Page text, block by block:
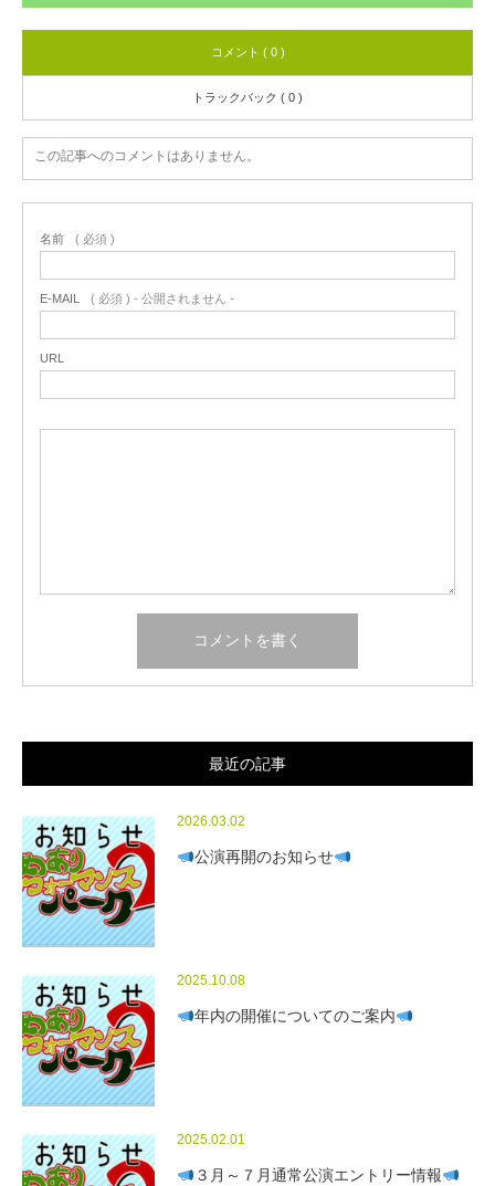
コメント ( 0 )
トラックバック ( 0 )
この記事へのコメントはありません。
名前 ( 必須 )
E-MAIL ( 必須 ) - 公開されません -
URL
最近の記事
2026.03.02
公演再開のお知らせ
2025.10.08
年内の開催についてのご案内
2025.02.01
３月～７月通常公演エントリー情報